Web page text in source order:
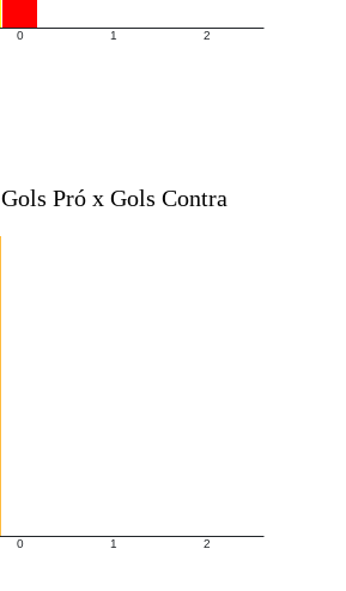
0 1 2
0 1 2
Gols Pró x Gols Contra